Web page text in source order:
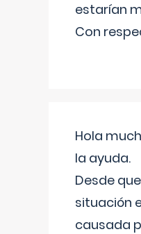
estarían
Con
Hola
la ayuda.
Desde
situación
causada